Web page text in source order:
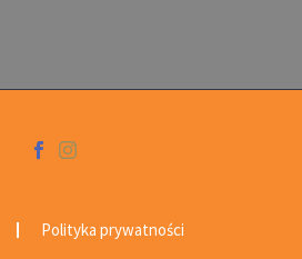
Polityka prywatności